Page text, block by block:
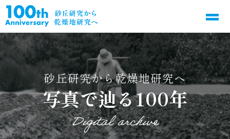
砂丘研究から乾燥地研究へ
写真で辿る100年
Digital archive